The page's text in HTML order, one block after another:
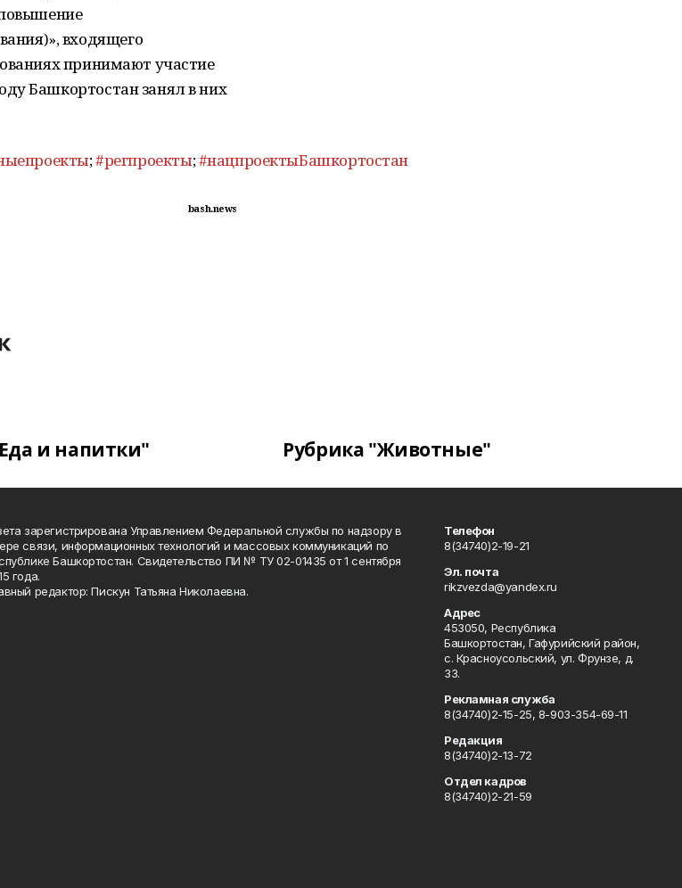
входящего
принимают участие
Башкортостан занял в них
;#регпроекты;#нацпроектыБашкортостан
bash.news
и напитки" Рубрика "Животные"
зарегистрирована Управлением Федеральной службы по надзору в
связи, информационных технологий и массовых коммуникаций по
Башкортостан. Свидетельство ПИ № ТУ 02-01435 от 1 сентября
года.
редактор: Пискун Татьяна Николаевна.
Телефон
8(34740)2-19-21
Эл. почта
rikzvezda@yandex.ru
Адрес
453050, Республика
Башкортостан, Гафурийский район,
с. Красноусольский, ул. Фрунзе, д.
33.
Рекламная служба
8(34740)2-15-25, 8-903-354-69-11
Редакция
8(34740)2-13-72
Отдел кадров
8(34740)2-21-59